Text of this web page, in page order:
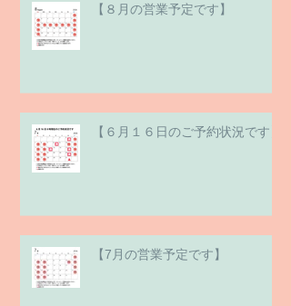
【８月の営業予定です】
【６月１６日のご予約状況です】
【7月の営業予定です】